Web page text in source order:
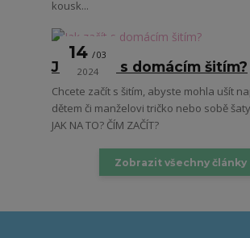
kousk...
14 03
2024
Jak začít s domácím šitím?
Chcete začít s šitím, abyste mohla ušít
dětem či manželovi tričko nebo sobě
JAK NA TO? ČÍM ZAČÍT?
Zobrazit všechny články